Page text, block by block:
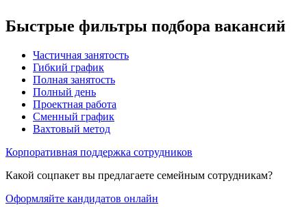
Быстрые фильтры подбора вакансий
Частичная занятость
Гибкий график
Полная занятость
Полный день
Проектная работа
Сменный график
Вахтовый метод
Корпоративная поддержка сотрудников
Какой соцпакет вы предлагаете семейным сотрудникам?
Оформляйте кандидатов онлайн